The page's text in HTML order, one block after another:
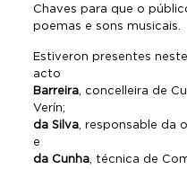
Chaves para que o
poemas e sons musicais.
Estiveron presentes neste
Barreira, concelleira de
da Silva, responsable da
da Cunha, técnica de